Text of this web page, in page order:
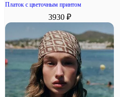
Платок с цветочным принтом
3930 ₽